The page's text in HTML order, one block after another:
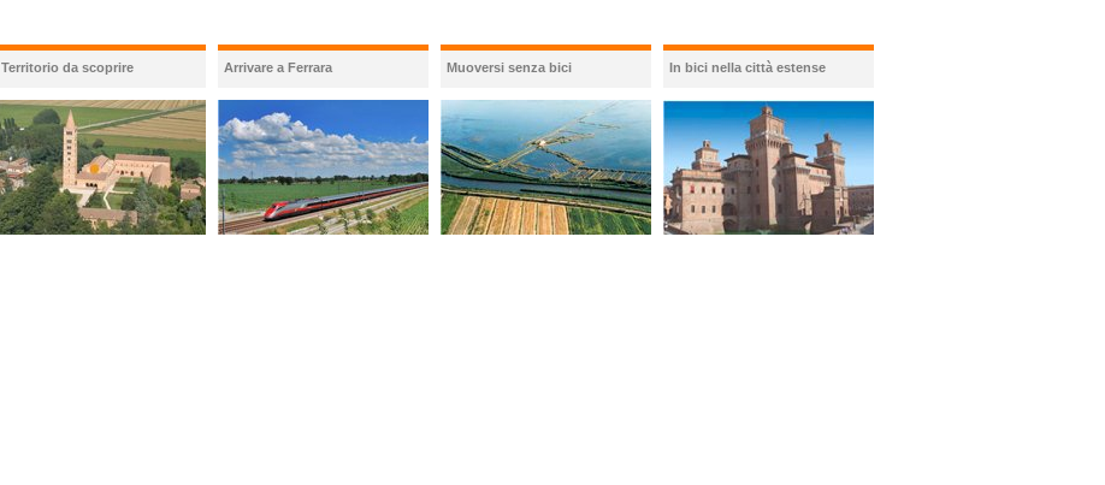
Territorio da scoprire Arrivare a Ferrara Muoversi senza bici In bici nella città estense